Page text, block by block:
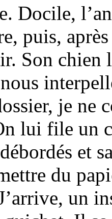
Docile,
puis,
Son chien
je ne
lui file un
et
du
un